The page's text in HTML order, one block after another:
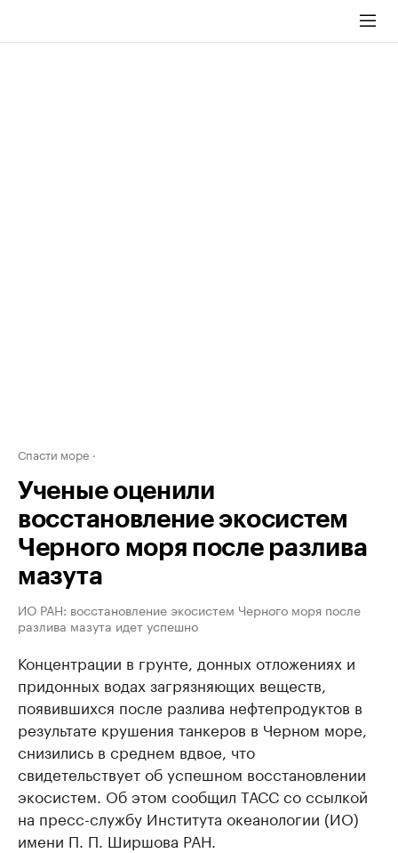
Спасти море
Ученые оценили
восстановление экосистем
Черного моря после разлива
мазута
ИО РАН: восстановление экосистем Черного моря после
разлива мазута идет успешно
Концентрации в грунте, донных отложениях и
придонных водах загрязняющих веществ,
появившихся после разлива нефтепродуктов в
результате крушения танкеров в Черном море,
снизились в среднем вдвое, что
свидетельствует об успешном восстановлении
экосистем. Об этом сообщил ТАСС со ссылкой
на пресс-службу Института океанологии (ИО)
имени П. П. Ширшова РАН.